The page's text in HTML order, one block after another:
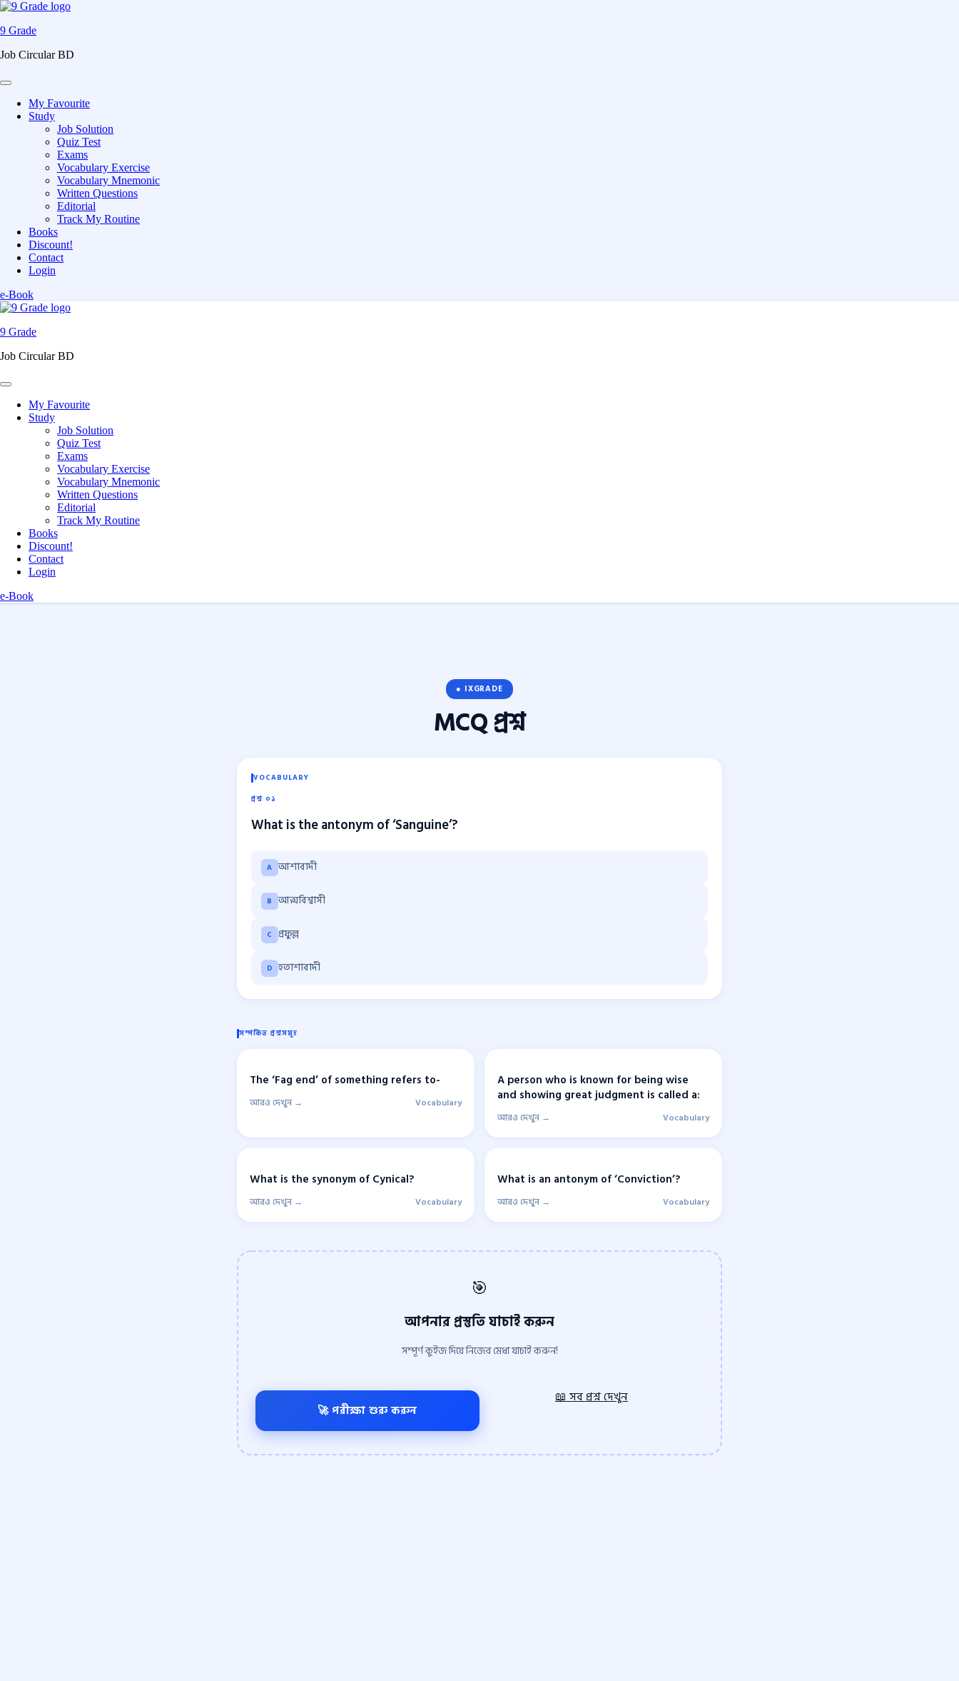
9 Grade
Job Circular BD
My Favourite
Study
Job Solution
Quiz Test
Exams
Vocabulary Exercise
Vocabulary Mnemonic
Written Questions
Editorial
Track My Routine
Books
Discount!
Contact
Login
e-Book
Skip
content
Enter)
9 Grade
Job Circular BD
My Favourite
Study
Job Solution
Quiz Test
Exams
Vocabulary Exercise
Vocabulary Mnemonic
Written Questions
Editorial
Track My Routine
Books
Discount!
Contact
Login
e-Book
● IXGRADE
MCQপ্রশ্ন
VOCABULARY
প্রশ্ন ০১
What is the antonym of ‘Sanguine’?
A আশাবাদী
B আত্মবিশ্বাসী
C প্রফুল্ল
D হতাশাবাদী
সম্পর্কিত প্রশ্নসমূহ
The ‘Fag end’ of something refers to-
আরও দেখুন → Vocabulary
A person who is known for being wise
and showing great judgment is called a:
আরও দেখুন → Vocabulary
What is the synonym of Cynical?
আরও দেখুন → Vocabulary
What is an antonym of ‘Conviction’?
আরও দেখুন → Vocabulary
🎯
আপনার প্রস্তুতি যাচাই করুন
সম্পূর্ণ কুইজ দিয়ে নিজের মেধা যাচাই করুন!
🚀 পরীক্ষা শুরু করুন
📖 সব প্রশ্ন দেখুন